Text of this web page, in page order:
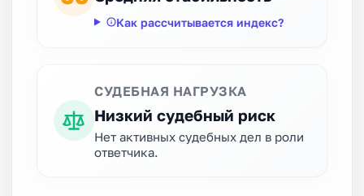
Как рассчитывается индекс?
СУДЕБНАЯ НАГРУЗКА
Низкий судебный риск
Нет активных судебных дел в роли
ответчика.